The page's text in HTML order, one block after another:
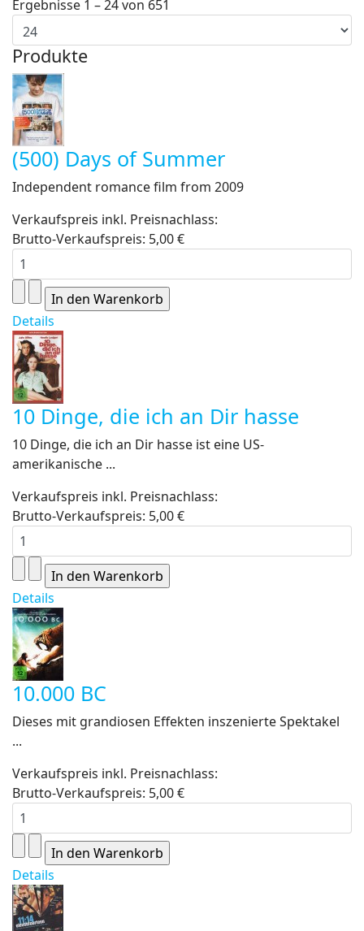
Ergebnisse 1 – 24 von 651
Produkte
(500) Days of Summer
Independent romance film from 2009
Verkaufspreis inkl. Preisnachlass:
Brutto-Verkaufspreis: 5,00 €
Details
10 Dinge, die ich an Dir hasse
10 Dinge, die ich an Dir hasse ist eine US-
amerikanische ...
Verkaufspreis inkl. Preisnachlass:
Brutto-Verkaufspreis: 5,00 €
Details
10.000 BC
Dieses mit grandiosen Effekten inszenierte Spektakel
...
Verkaufspreis inkl. Preisnachlass:
Brutto-Verkaufspreis: 5,00 €
Details